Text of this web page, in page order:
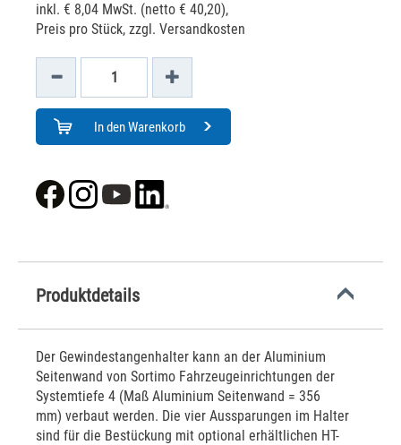
inkl. € 8,04 MwSt. (netto € 40,20),
Preis pro Stück, zzgl. Versandkosten
In den Warenkorb
Produktdetails
Der Gewindestangenhalter kann an der Aluminium
Seitenwand von Sortimo Fahrzeugeinrichtungen der
Systemtiefe 4 (Maß Aluminium Seitenwand = 356
mm) verbaut werden. Die vier Aussparungen im Halter
sind für die Bestückung mit optional erhältlichen HT-